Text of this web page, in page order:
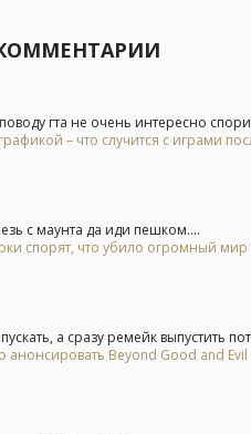
гта не очень интересно
– что случится с играми
с маунта да иди пешком....
спорят, что убило огромный
а сразу ремейк выпустить
анонсировать Beyond Good and